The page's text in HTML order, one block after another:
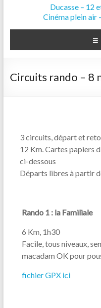
Ducasse – 12
Cinéma plein air
Circuits rando – 8
3 circuits, départ et
12 Km. Cartes papiers
ci-dessous
Départs libres à partir
Rando 1 : la Familiale
6 Km, 1h30
Facile, tous niveaux,
macadam OK pour
fichier GPX ici